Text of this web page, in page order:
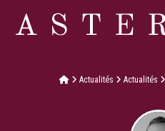
Actualités Actualités